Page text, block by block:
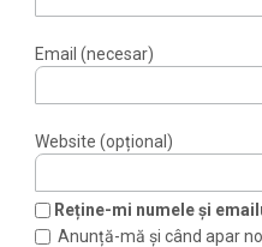
Email (necesar)
Website (opțional)
Reține-mi numele și
Anunță-mă și când apar